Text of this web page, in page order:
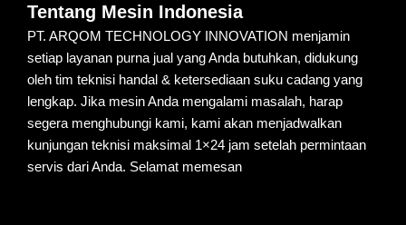
Tentang Mesin Indonesia
PT. ARQOM TECHNOLOGY INNOVATION menjamin
setiap layanan purna jual yang Anda butuhkan, didukung
oleh tim teknisi handal & ketersediaan suku cadang yang
lengkap. Jika mesin Anda mengalami masalah, harap
segera menghubungi kami, kami akan menjadwalkan
kunjungan teknisi maksimal 1×24 jam setelah permintaan
servis dari Anda. Selamat memesan